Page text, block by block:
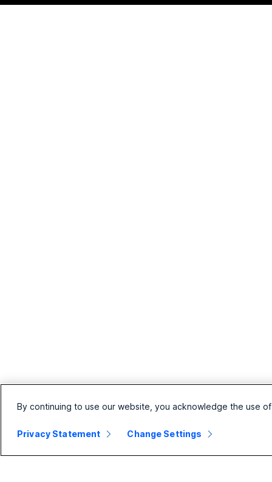
By continuing to use our website, you acknowledge the use
Privacy Statement Change Settings